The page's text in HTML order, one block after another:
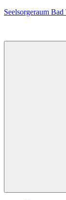
Zum
Seelsorgeraum